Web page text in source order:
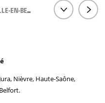
EN-BEAUJOLAIS
Nièvre, Haute-Saône,